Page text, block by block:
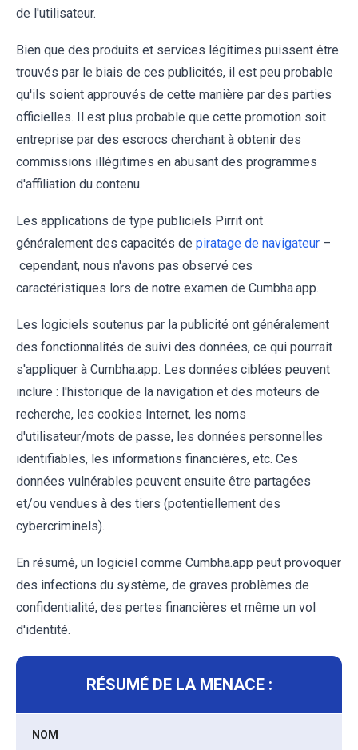
de l'utilisateur.
Bien que des produits et services légitimes puissent être
trouvés par le biais de ces publicités, il est peu probable
qu'ils soient approuvés de cette manière par des parties
officielles. Il est plus probable que cette promotion soit
entreprise par des escrocs cherchant à obtenir des
commissions illégitimes en abusant des programmes
d'affiliation du contenu.
Les applications de type publiciels Pirrit ont
généralement des capacités de piratage de navigateur –
cependant, nous n'avons pas observé ces
caractéristiques lors de notre examen de Cumbha.app.
Les logiciels soutenus par la publicité ont généralement
des fonctionnalités de suivi des données, ce qui pourrait
s'appliquer à Cumbha.app. Les données ciblées peuvent
inclure : l'historique de la navigation et des moteurs de
recherche, les cookies Internet, les noms
d'utilisateur/mots de passe, les données personnelles
identifiables, les informations financières, etc. Ces
données vulnérables peuvent ensuite être partagées
et/ou vendues à des tiers (potentiellement des
cybercriminels).
En résumé, un logiciel comme Cumbha.app peut provoquer
des infections du système, de graves problèmes de
confidentialité, des pertes financières et même un vol
d'identité.
RÉSUMÉ DE LA MENACE :
NOM